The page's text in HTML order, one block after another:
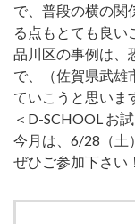
で、普段の横の関
る点もとても良い
品川区の事例は、
で、（佐賀県武雄
ていこうと思いま
＜D-SCHOOL お
今月は、6/28（土
ぜひご参加下さい！